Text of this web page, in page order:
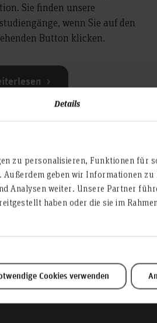
Details
zu personalisieren, Funktionen für
geben wir Informationen
Analysen weiter. Unsere Partner
haben oder die sie im
Cookies verwenden
Sie finden unsere
wenn Sie auf den
Button klicken.
Lehre